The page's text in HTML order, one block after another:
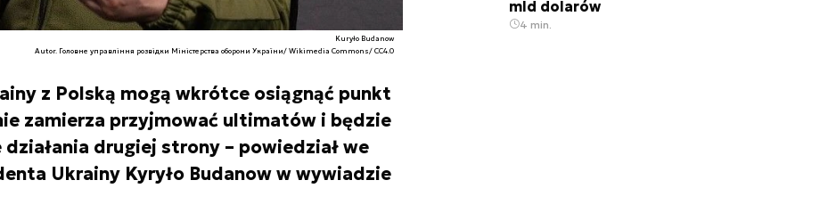
Kuryło Budanow
Autor. Головне управління розвідки Міністерства оборони України/ Wikimedia Commons/ CC4.0
z Polską mogą wkrótce osiągnąć punkt
zamierza przyjmować ultimatów i będzie
drugiej strony – powiedział we
Ukrainy Kyryło Budanow w wywiadzie
mld dolarów
4 min.